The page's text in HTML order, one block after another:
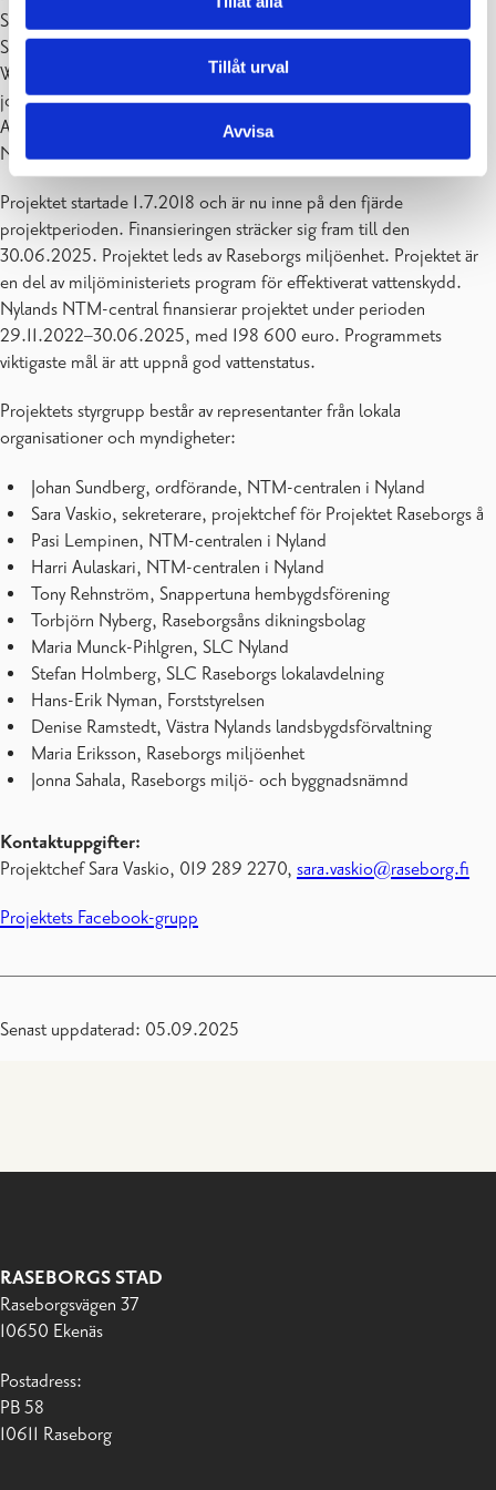
Tillåt urval
Avvisa
Samarbetsgruppen har arrangerat gemensamma evenemang.
Samarbete har gjorts med t.ex. Västra Nyland vatten och miljö r.f.s,
WWF och Finlands miljöcentral SYKE. Inom vattenvänliga
jordbruksfrågor samarbetar Projektet med SLC Nyland, Baltic Sea
Action Groups – Carbon Action Svenskfinland, Ålands Vatten,
Novia och NSL.
Projektet startade 1.7.2018 och är nu inne på den fjärde
projektperioden. Finansieringen sträcker sig fram till den
30.06.2025. Projektet leds av Raseborgs miljöenhet. Projektet är
en del av miljöministeriets program för effektiverat vattenskydd.
Nylands NTM-central finansierar projektet under perioden
29.11.2022–30.06.2025, med 198 600 euro. Programmets
viktigaste mål är att uppnå god vattenstatus.
Projektets styrgrupp består av representanter från lokala
organisationer och myndigheter:
Johan Sundberg, ordförande, NTM-centralen i Nyland
Sara Vaskio, sekreterare, projektchef för Projektet Raseborgs å
Pasi Lempinen, NTM-centralen i Nyland
Harri Aulaskari, NTM-centralen i Nyland
Tony Rehnström, Snappertuna hembygdsförening
Torbjörn Nyberg, Raseborgsåns dikningsbolag
Maria Munck-Pihlgren, SLC Nyland
Stefan Holmberg, SLC Raseborgs lokalavdelning
Hans-Erik Nyman, Forststyrelsen
Denise Ramstedt, Västra Nylands landsbygdsförvaltning
Maria Eriksson, Raseborgs miljöenhet
Jonna Sahala, Raseborgs miljö- och byggnadsnämnd
Kontaktuppgifter:
Projektchef Sara Vaskio, 019 289 2270, sara.vaskio@raseborg.fi
Projektets Facebook-grupp
Senast uppdaterad: 05.09.2025
RASEBORGS STAD
Raseborgsvägen 37
10650 Ekenäs
Postadress:
PB 58
10611 Raseborg